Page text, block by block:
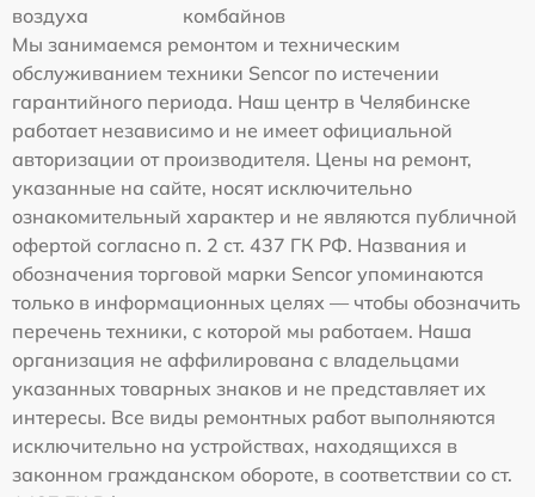
воздуха
комбайнов
Мы занимаемся ремонтом и техническим
обслуживанием техники Sencor по истечении
гарантийного периода. Наш центр в Челябинске
работает независимо и не имеет официальной
авторизации от производителя. Цены на ремонт,
указанные на сайте, носят исключительно
ознакомительный характер и не являются публичной
офертой согласно п. 2 ст. 437 ГК РФ. Названия и
обозначения торговой марки Sencor упоминаются
только в информационных целях — чтобы обозначить
перечень техники, с которой мы работаем. Наша
организация не аффилирована с владельцами
указанных товарных знаков и не представляет их
интересы. Все виды ремонтных работ выполняются
исключительно на устройствах, находящихся в
законном гражданском обороте, в соответствии со ст.